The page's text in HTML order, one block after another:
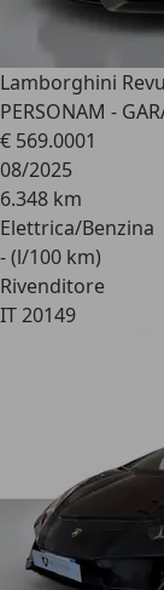
Lamborghini
PERSONAM -
€ 569.0001
08/2025
6.348 km
Elettrica/Benzina
- (l/100 km)
Rivenditore
IT 20149